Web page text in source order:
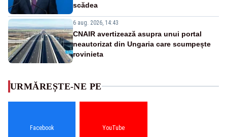
scădea
6 aug. 2026, 14:43
CNAIR avertizează asupra unui portal
neautorizat din Ungaria care scumpește
rovinieta
URMĂREȘTE-NE PE
Facebook YouTube